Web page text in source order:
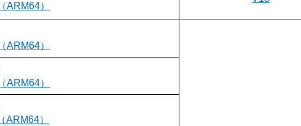
ARM64）
ARM64）
ARM64）
ARM64）